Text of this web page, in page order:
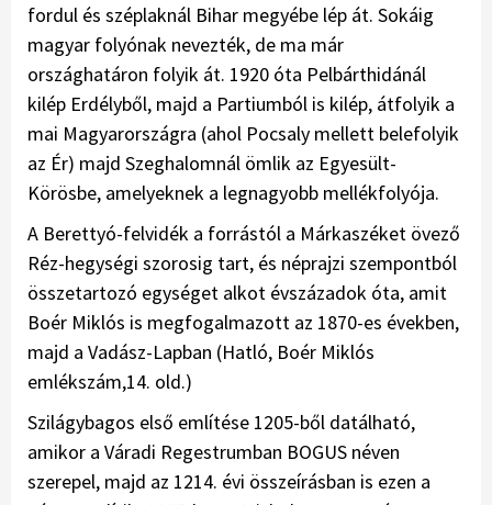
fordul és széplaknál Bihar megyébe lép át. Sokáig
magyar folyónak nevezték, de ma már
országhatáron folyik át. 1920 óta Pelbárthidánál
kilép Erdélyből, majd a Partiumból is kilép, átfolyik a
mai Magyarországra (ahol Pocsaly mellett belefolyik
az Ér) majd Szeghalomnál ömlik az Egyesült-
Körösbe, amelyeknek a legnagyobb mellékfolyója.
A Berettyó-felvidék a forrástól a Márkaszéket övező
Réz-hegységi szorosig tart, és néprajzi szempontból
összetartozó egységet alkot évszázadok óta, amit
Boér Miklós is megfogalmazott az 1870-es években,
majd a Vadász-Lapban (Hatló, Boér Miklós
emlékszám,14. old.)
Szilágybagos első említése 1205-ből datálható,
amikor a Váradi Regestrumban BOGUS néven
szerepel, majd az 1214. évi összeírásban is ezen a